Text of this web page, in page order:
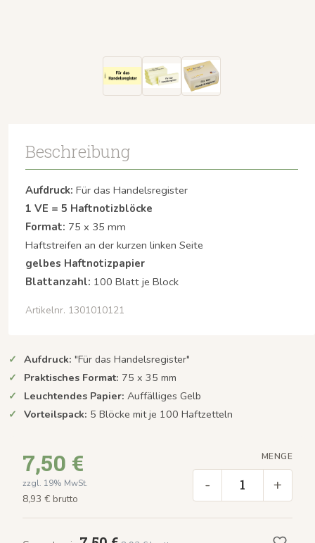
Beschreibung
Aufdruck: Für das Handelsregister
1 VE = 5 Haftnotizblöcke
Format: 75 x 35 mm
Haftstreifen an der kurzen linken Seite
gelbes Haftnotizpapier
Blattanzahl: 100 Blatt je Block
Artikelnr. 1301010121
Aufdruck: "Für das Handelsregister"
Praktisches Format: 75 x 35 mm
Leuchtendes Papier: Auffälliges Gelb
Vorteilspack: 5 Blöcke mit je 100 Haftzetteln
7,50 €
zzgl. 19% MwSt.
8,93 € brutto
MENGE
- +